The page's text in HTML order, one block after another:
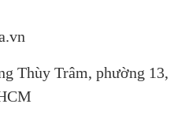
Thùy Trâm, phường 13,